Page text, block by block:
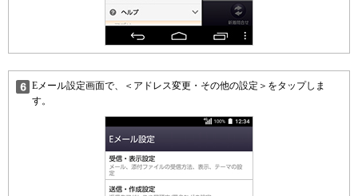
Eメール設定画面で、＜アドレス変更・その他の設定＞をタップしま
す。